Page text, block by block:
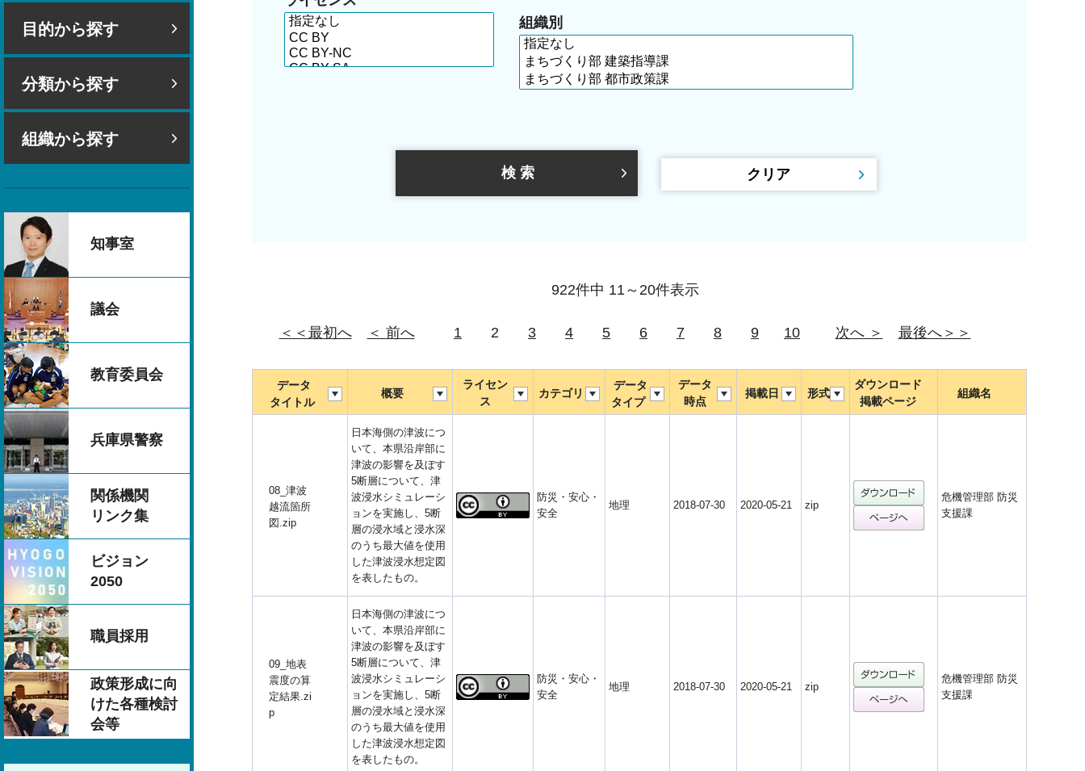
目的から探す
分類から探す
組織から探す
知事室
議会
教育委員会
兵庫県警察
関係機関
リンク集
ビジョン
2050
職員採用
政策形成に向
けた各種検討
会等
組織別
922件中 11～20件表示
＜＜最初へ ＜ 前へ 1 2 3 4 5 6 7 8 9 10 次へ ＞ 最後へ＞＞
データ
タイトル
概要
ライセン
ス
カテゴリ
データ
タイプ
データ
時点
掲載日 形式
ダウンロード
掲載ページ
組織名
08_津波
越流箇所
図.zip
日本海側の津波につ
いて、本県沿岸部に
津波の影響を及ぼす
5断層について、津
波浸水シミュレーシ
ョンを実施し、5断
層の浸水域と浸水深
のうち最大値を使用
した津波浸水想定図
を表したもの。
防災・安心・
安全
地理 2018-07-30 2020-05-21 zip
危機管理部 防災
支援課
09_地表
震度の算
定結果.zi
p
日本海側の津波につ
いて、本県沿岸部に
津波の影響を及ぼす
5断層について、津
波浸水シミュレーシ
ョンを実施し、5断
層の浸水域と浸水深
のうち最大値を使用
した津波浸水想定図
を表したもの。
防災・安心・
安全
地理 2018-07-30 2020-05-21 zip
危機管理部 防災
支援課